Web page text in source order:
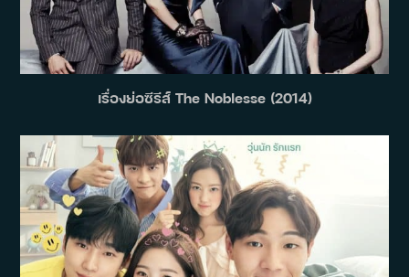
เรื่องย่อซีรีส์ The Noblesse (2014)